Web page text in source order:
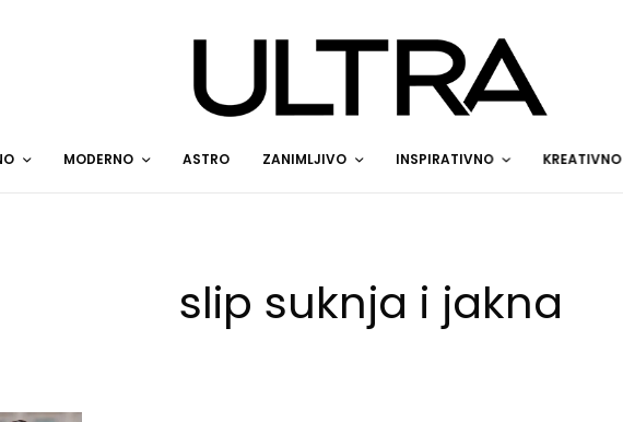
MODERNO ASTRO ZANIMLJIVO INSPIRATIVNO KREATIVNO
slip suknja i jakna